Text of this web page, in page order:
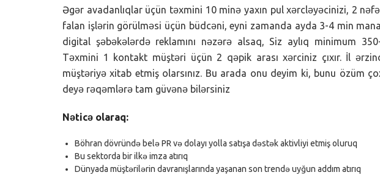
Əgər avadanlıqlar üçün təxmini 10 minə yaxın pul xərcləyəcinizi, 2
falan işlərin görülməsi üçün büdcəni, eyni zamanda ayda 3-4 min
digital şəbəkələrdə reklamını nəzərə alsaq, Siz aylıq minimum
Təxmini 1 kontakt müştəri üçün 2 qəpik arası xərciniz çıxır. İl
müştəriyə xitab etmiş olarsınız. Bu arada onu deyim ki, bunu özüm
deyə rəqəmlərə tam güvənə bilərsiniz
Nəticə olaraq:
Böhran dövründə belə PR və dolayı yolla satışa dəstək aktivliyi etmiş oluruq
Bu sektorda bir ilkə imza atırıq
Dünyada müştərilərin davranışlarında yaşanan son trendə uyğun addım atırıq